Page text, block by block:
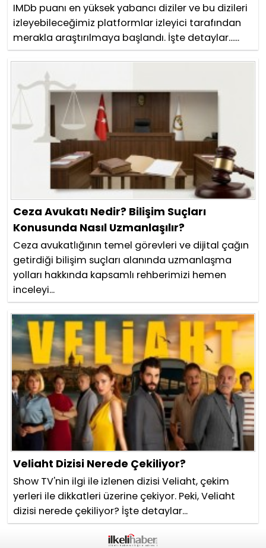
IMDb puanı en yüksek yabancı diziler ve bu dizileri
izleyebileceğimiz platformlar izleyici tarafından
merakla araştırılmaya başlandı. İşte detaylar......
Ceza Avukatı Nedir? Bilişim Suçları
Konusunda Nasıl Uzmanlaşılır?
Ceza avukatlığının temel görevleri ve dijital çağın
getirdiği bilişim suçları alanında uzmanlaşma
yolları hakkında kapsamlı rehberimizi hemen
inceleyi...
Veliaht Dizisi Nerede Çekiliyor?
Show TV'nin ilgi ile izlenen dizisi Veliaht, çekim
yerleri ile dikkatleri üzerine çekiyor. Peki, Veliaht
dizisi nerede çekiliyor? İşte detaylar...